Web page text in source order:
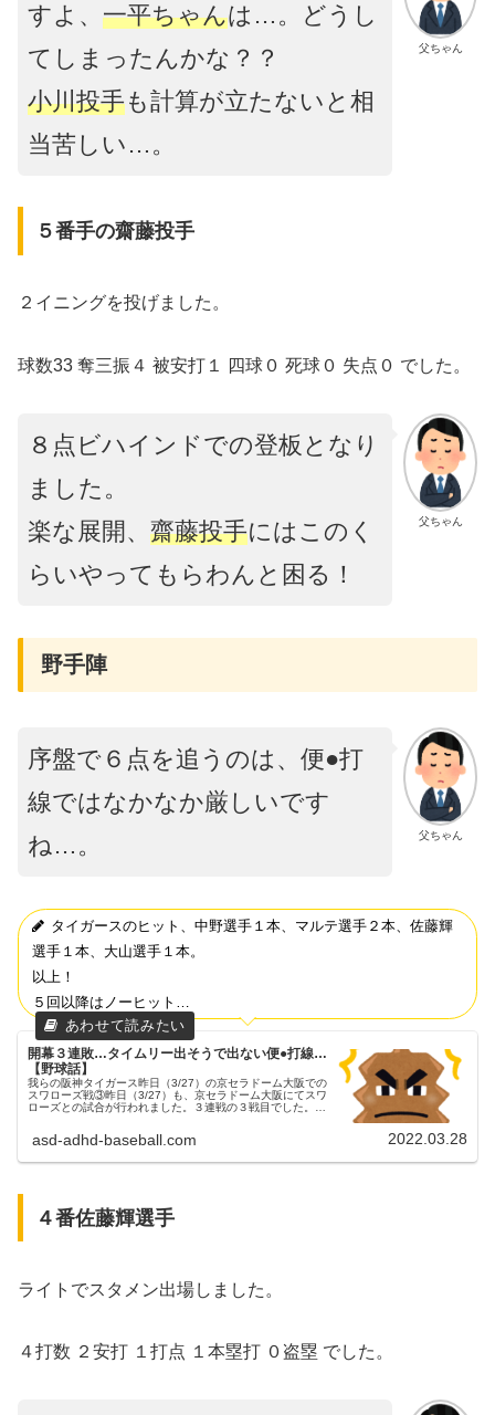
父ちゃん
すよ、 一平ちゃんは…。どうし
てしまったんかな？？
小川投手も計算が立たないと相
当苦しい…。
５番手の齋藤投手
２イニングを投げました。
球数33 奪三振４ 被安打１ 四球０ 死球０ 失点０ でした。
父ちゃん
８点ビハインドでの登板となり
ました。
楽な展開、 齋藤投手にはこのく
らいやってもらわんと困る！
野手陣
父ちゃん
序盤で６点を追うのは、便●打
線ではなかなか厳しいです
ね…。
タイガースのヒット、中野選手１本、マルテ選手２本、佐藤輝
選手１本、大山選手１本。
以上！
５回以降はノーヒット…
開幕３連敗…タイムリー出そうで出ない便●打線…
【野球話】
我らの阪神タイガース昨日（3/27）の京セラドーム大阪での
スワローズ戦③昨日（3/27）も、京セラドーム大阪にてスワ
ローズとの試合が行われました。３連戦の３戦目でした。悪
asd-adhd-baseball.com 2022.03.28
４番佐藤輝選手
ライトでスタメン出場しました。
４打数 ２安打 １打点 １本塁打 ０盗塁 でした。